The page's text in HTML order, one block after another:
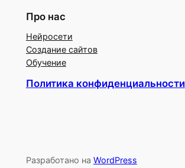
Про нас
Нейросети
Создание сайтов
Обучение
Политика конфиденциальности
Разработано на WordPress